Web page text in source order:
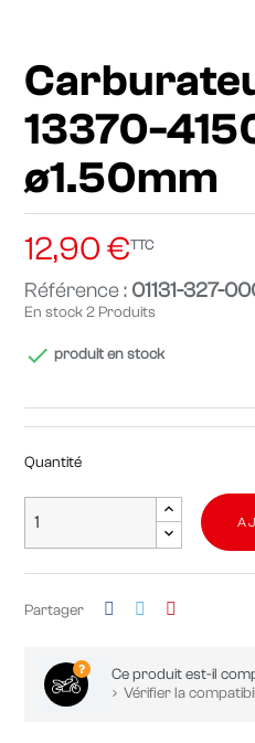
13370-
ø1.50mm
12,90 €TTC
Référence : 01131-327-
En stock2 Produits
 produit en stock
Quantité
Partager
Ce produit est-il
Vérifier la